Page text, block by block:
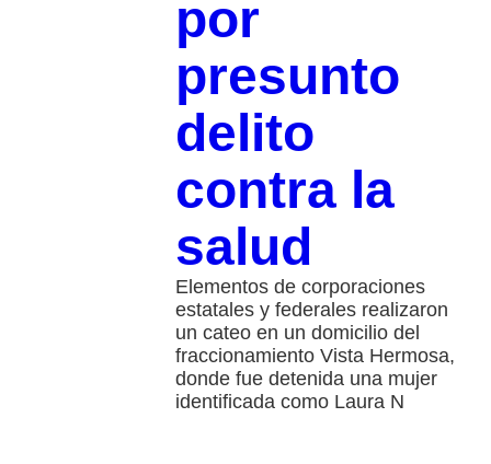
por
presunto
delito
contra la
salud
Elementos de corporaciones
estatales y federales realizaron
un cateo en un domicilio del
fraccionamiento Vista Hermosa,
donde fue detenida una mujer
identificada como Laura N